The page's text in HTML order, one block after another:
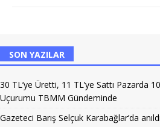
SON YAZILAR
30 TL’ye Üretti, 11 TL’ye Sattı Pazarda
Uçurumu TBMM Gündeminde
Gazeteci Barış Selçuk Karabağlar’da anıldı